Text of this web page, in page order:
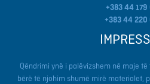
+383 44 179
+383 44 220
Qëndrimi ynë i palëvizshem në maje
bërë të njohim shumë mirë materialet,